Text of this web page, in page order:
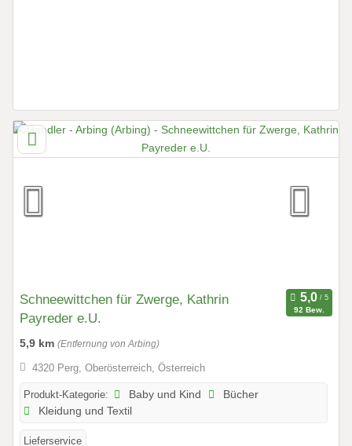
Schneewittchen für Zwerge, Kathrin
Payreder e.U.
92 Bew.
5,9 km (Entfernung von Arbing)
4320 Perg, Oberösterreich, Österreich
Produkt-Kategorie: Baby und Kind
Bücher
Kleidung und Textil
Lieferservice